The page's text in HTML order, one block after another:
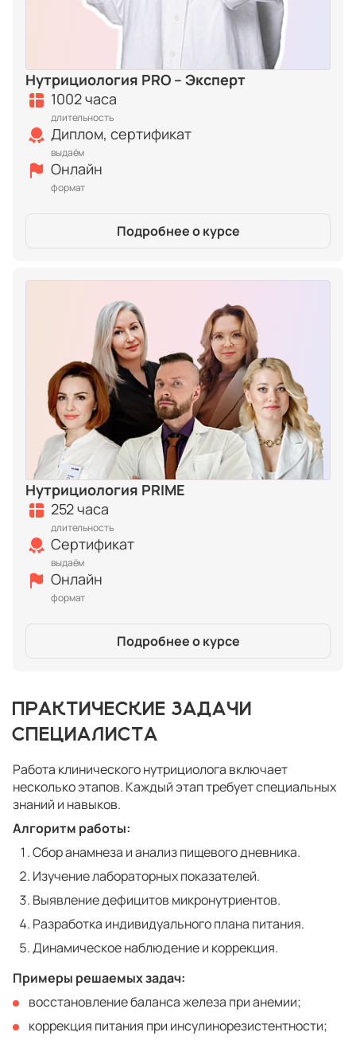
Нутрициология PRO – Эксперт
1002 часа
длительность
Диплом, сертификат
выдаём
Онлайн
формат
Подробнее о курсе
Нутрициология PRIME
252 часа
длительность
Сертификат
выдаём
Онлайн
формат
Подробнее о курсе
ПРАКТИЧЕСКИЕ ЗАДАЧИ
СПЕЦИАЛИСТА
Работа клинического нутрициолога включает
несколько этапов. Каждый этап требует специальных
знаний и навыков.
Алгоритм работы:
Сбор анамнеза и анализ пищевого дневника.
Изучение лабораторных показателей.
Выявление дефицитов микронутриентов.
Разработка индивидуального плана питания.
Динамическое наблюдение и коррекция.
Примеры решаемых задач:
восстановление баланса железа при анемии;
коррекция питания при инсулинорезистентности;